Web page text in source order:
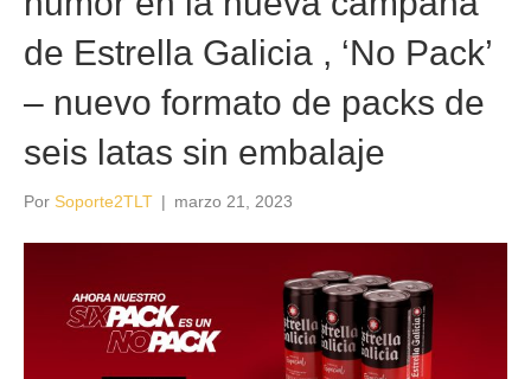
de Estrella Galicia , ‘No Pack’
– nuevo formato de packs de
seis latas sin embalaje
Por Soporte2TLT | marzo 21, 2023